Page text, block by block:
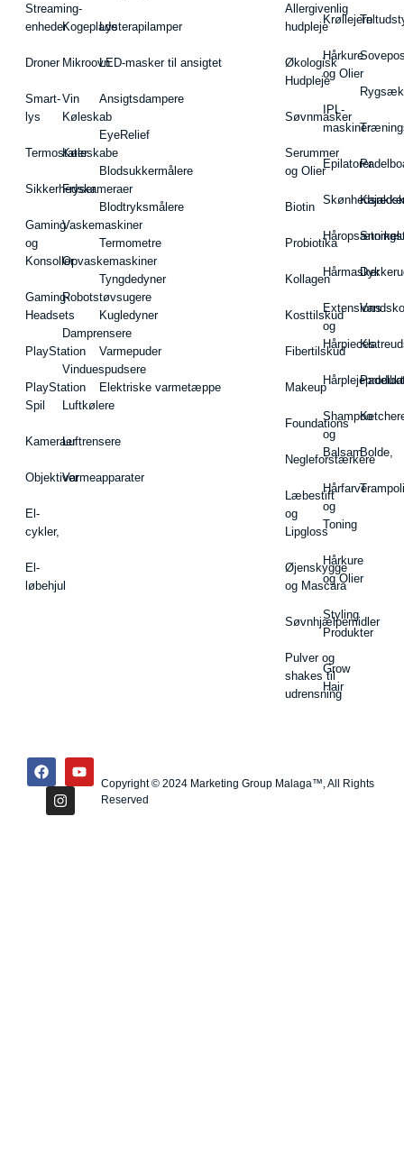
Streaming-
enheder
Droner
Smart-
lys
Termostater
Sikkerhedskameraer
Gaming
og
Konsoller
Gaming-
Headsets
PlayStation
PlayStation
Spil
Kameraer
Objektiver
El-
cykler,
El-
løbehjul
Kogeplade
Mikroovn
Vin
Køleskab
Køleskabe
Fryser
Vaskemaskiner
Opvaskemaskiner
Robotstøvsugere
Damprensere
Vinduespudsere
Luftkølere
Luftrensere
Varmeapparater
Lysterapilamper
LED-masker til ansigtet
Ansigtsdampere
EyeRelief
Blodsukkermålere
Blodtryksmålere
Termometre
Tyngdedyner
Kugledyner
Varmepuder
Elektriske varmetæppe
Allergivenlig
hudpleje
Økologisk
Hudpleje
Søvnmasker
Serummer
og Olier
Biotin
Probiotika
Kollagen
Kosttilskud
Fibertilskud
Makeup
Foundations
Negleforstærkere
Læbestift
og
Lipgloss
Øjenskygge
og Mascara
Søvnhjælpemidler
Pulver og
shakes til
udrensning
Krøllejern
Hårkure
og Olier
IPL-
maskiner
Epilatorer
Hårmasker
Extensions
og
Hårpieces
Shampoo
og
Balsam
Hårfarve
og
Toning
Hårkure
og Olier
Styling
Produkter
Grow
Hair
Vandsko
Bolde,
Copyright © 2024 Marketing Group Malaga™, All Rights
Reserved